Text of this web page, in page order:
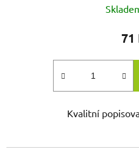
71
Kvalitní